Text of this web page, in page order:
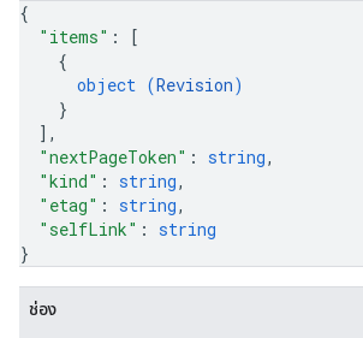
{
"items" :
[
{
object (Revision)
}
] ,
"nextPageToken" : string,
"kind" : string,
"etag" : string,
"selfLink" : string
}
ช่อง